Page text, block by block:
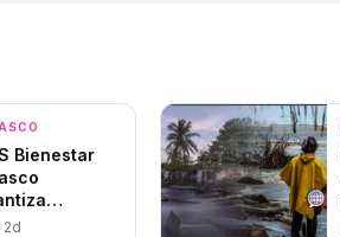
Bienestar
2d